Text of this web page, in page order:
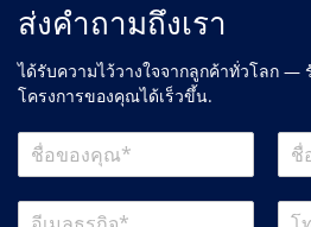
ส่งคำถามถึงเรา
ได้รับความไว้วางใจจากลูกค้าทั่วโลก —
โครงการของคุณได้เร็วขึ้น.